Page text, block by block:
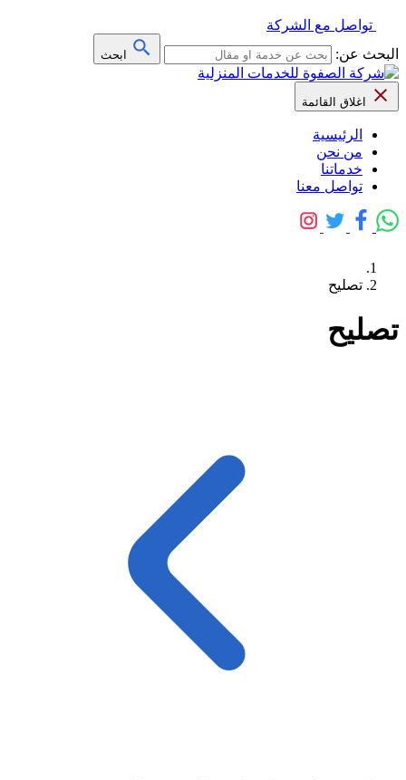
تواصل مع الشركة
البحث عن:
ابحث
اغلاق القائمة
الرئيسية
من نحن
خدماتنا
تواصل معنا
تصليح
تصليح